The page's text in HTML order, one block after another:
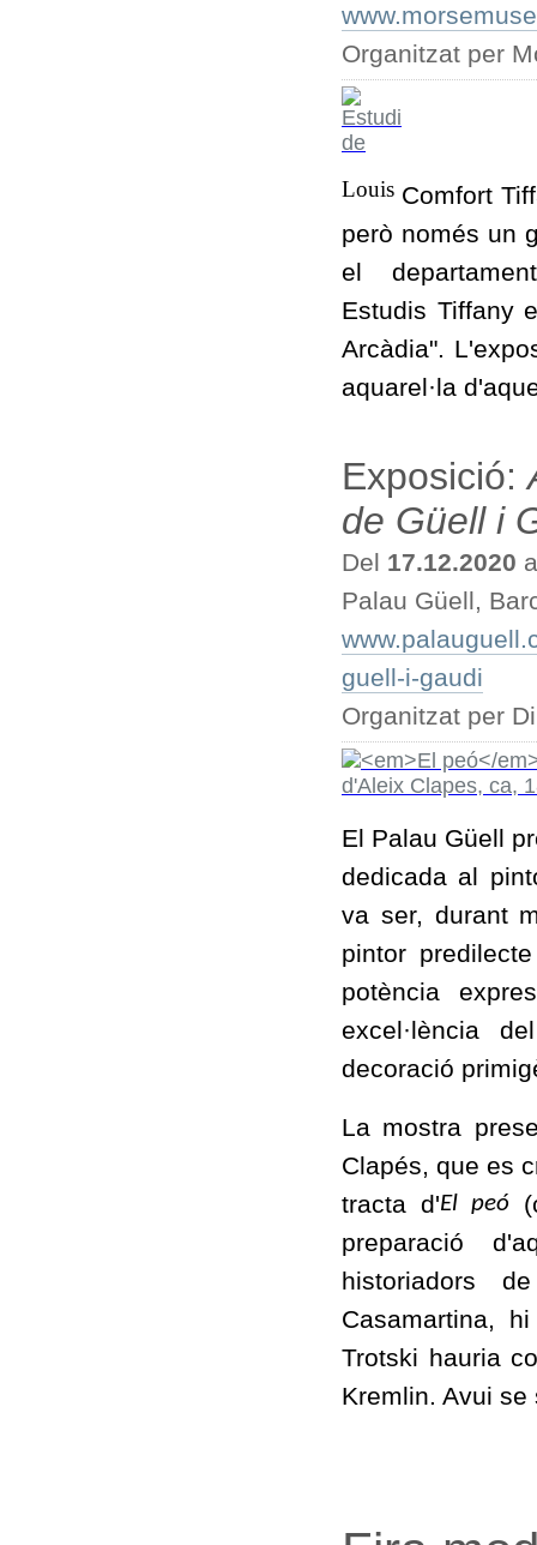
Organitzat per
Louis Comfort
però només un
el
Estudis Tiffany
Arcàdia".
aquarel·la
Exposició:
de Güell i
Del 17.12.2020
Palau Güell,
guell-i-gaudi
Organitzat per
El Palau Güell
dedicada al
va ser, durant
pintor
potència
excel·lència
decoració
La mostra
Clapés, que es
tracta d'El peó
preparació
historiadors
Casamartina,
Trotski hauria
Kremlin. Avui